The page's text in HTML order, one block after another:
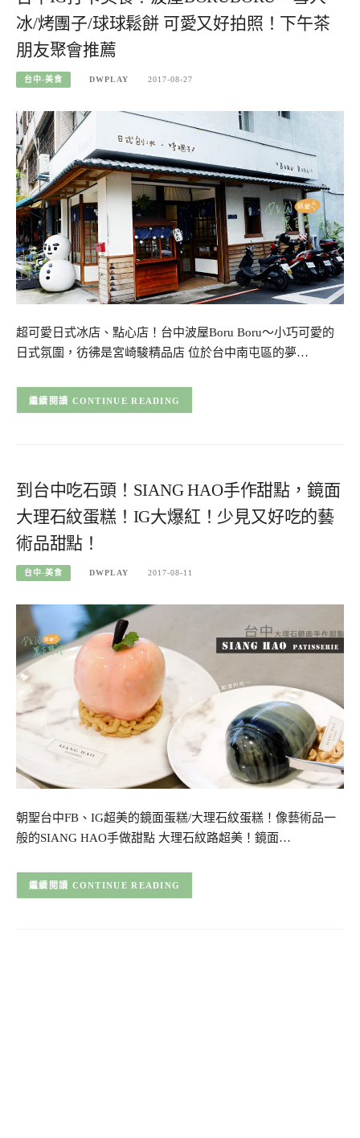
冰/烤團子/球球鬆餅 可愛又好拍照！下午茶
朋友聚會推薦
台中-美食 DWPLAY 2017-08-27
超可愛日式冰店、點心店！台中波屋Boru Boru～小巧可愛的
日式氛圍，彷彿是宮崎駿精品店 位於台中南屯區的夢…
CONTINUE READING
到台中吃石頭！SIANG HAO手作甜點，鏡面
大理石紋蛋糕！IG大爆紅！少見又好吃的藝
術品甜點！
台中-美食 DWPLAY 2017-08-11
朝聖台中FB、IG超美的鏡面蛋糕/大理石紋蛋糕！像藝術品一
般的SIANG HAO手做甜點 大理石紋路超美！鏡面…
CONTINUE READING